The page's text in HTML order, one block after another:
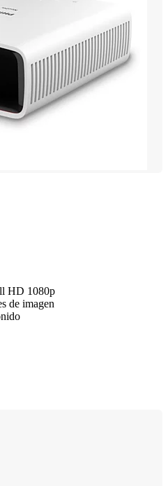
HD 1080p
de imagen